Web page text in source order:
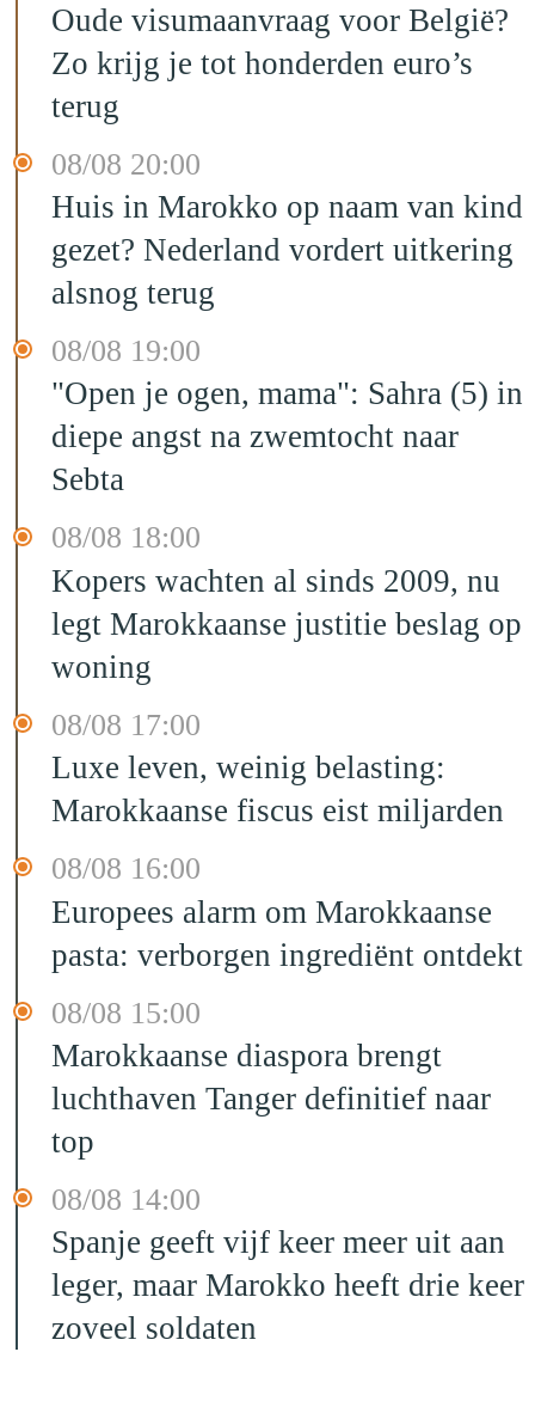
Oude visumaanvraag voor België?
Zo krijg je tot honderden euro’s
terug
08/08 20:00
Huis in Marokko op naam van kind
gezet? Nederland vordert uitkering
alsnog terug
08/08 19:00
"Open je ogen, mama": Sahra (5) in
diepe angst na zwemtocht naar
Sebta
08/08 18:00
Kopers wachten al sinds 2009, nu
legt Marokkaanse justitie beslag op
woning
08/08 17:00
Luxe leven, weinig belasting:
Marokkaanse fiscus eist miljarden
08/08 16:00
Europees alarm om Marokkaanse
pasta: verborgen ingrediënt ontdekt
08/08 15:00
Marokkaanse diaspora brengt
luchthaven Tanger definitief naar
top
08/08 14:00
Spanje geeft vijf keer meer uit aan
leger, maar Marokko heeft drie keer
zoveel soldaten